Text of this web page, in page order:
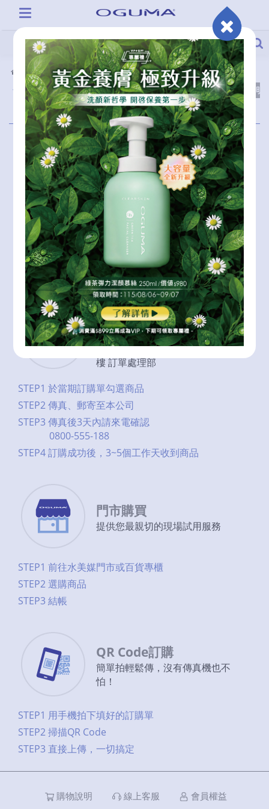
客服中心
水美媒小教室
訂購方式
付款方式 配送方式 運費說明 退貨說明
訂購方式
網路訂購
提供您最便利最貼心的24小時服務
STEP1 選擇所需要的商品加入購物車
STEP2 填寫收件人基本資料與付款
STEP3 訂購成功後，3~5個工作天收到商品
傳真郵寄訂購
02-7711-8686
10682 台北市敦化南路二段97號29
樓 訂單處理部
STEP1 於當期訂購單勾選商品
STEP2 傳真、郵寄至本公司
STEP3 傳真後3天內請來電確認
0800-555-188
STEP4 訂購成功後，3~5個工作天收到商品
門市購買
提供您最親切的現場試用服務
STEP1 前往水美媒門市或百貨專櫃
STEP2 選購商品
STEP3 結帳
QR Code訂購
簡單拍輕鬆傳，沒有傳真機也不
怕！
STEP1 用手機拍下填好的訂購單
STEP2 掃描QR Code
STEP3 直接上傳，一切搞定
購物說明 線上客服 會員權益